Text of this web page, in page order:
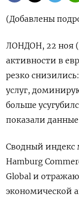
(Добавлены
ЛОНДОН, 22 ноя
активности в
резко
услуг,
больше
показали
Сводный индекс
Hamburg
Global и
экономической